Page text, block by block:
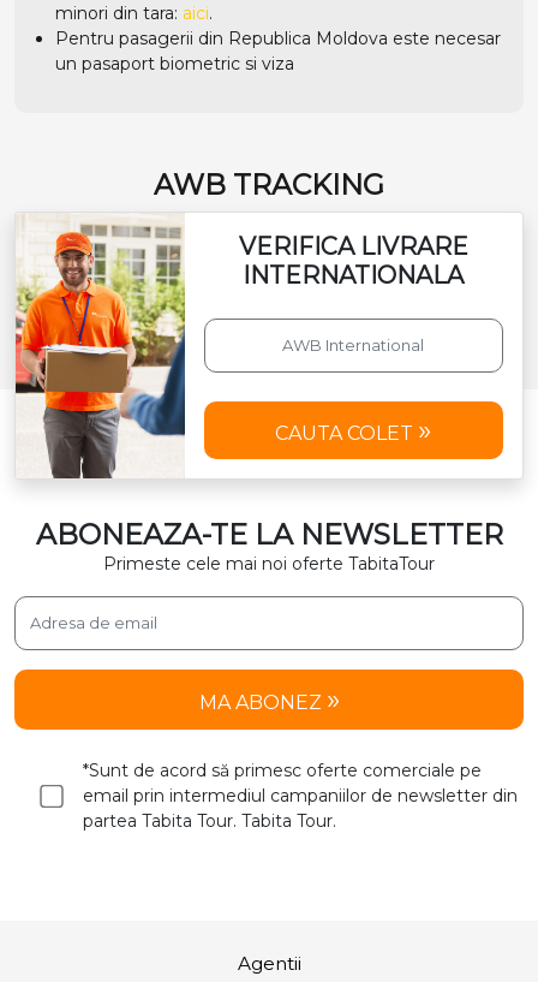
minori din tara: aici.
Pentru pasagerii din Republica Moldova este necesar
un pasaport biometric si viza
AWB TRACKING
VERIFICA LIVRARE
INTERNATIONALA
CAUTA COLET
ABONEAZA-TE LA NEWSLETTER
Primeste cele mai noi oferte TabitaTour
MA ABONEZ
*Sunt de acord să primesc oferte comerciale pe
email prin intermediul campaniilor de newsletter din
partea Tabita Tour. Tabita Tour.
Agentii